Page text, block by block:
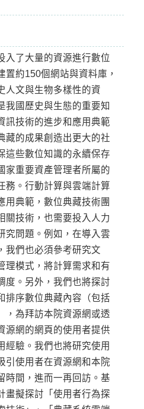
入了大量的資源進行數位
置約150個網站與資料庫，
人文與生物多樣性的資
我國歷史與生態的重要知
訊技術的進步和應用典範
藏的成果創造出更大的社
這些數位知識的永續保存
家重要資產管理者所屬的
務。行動計算與雲端計算
用典範，數位典藏技術團
關技術，也需要投入人力
究問題。例如，在導入雲
我們也必須參考研究文
理模式，將計算需求和有
度。另外，我們也將探討
排序數位典藏內容（包括
，為拜訪本院資源網或透
源網的網頁的使用者提供
經驗。我們也將研究使用
引使用者在資源網和本院
時間，進而一再回訪。基
畫擬探討「使用者行為探